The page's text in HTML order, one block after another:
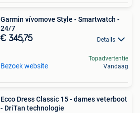
Garmin vívomove Style - Smartwatch -
24/7
€ 345,75 Details
Bezoek website
Topadvertentie
Vandaag
Ecco Dress Classic 15 - dames veterboot
- DriTan technologie